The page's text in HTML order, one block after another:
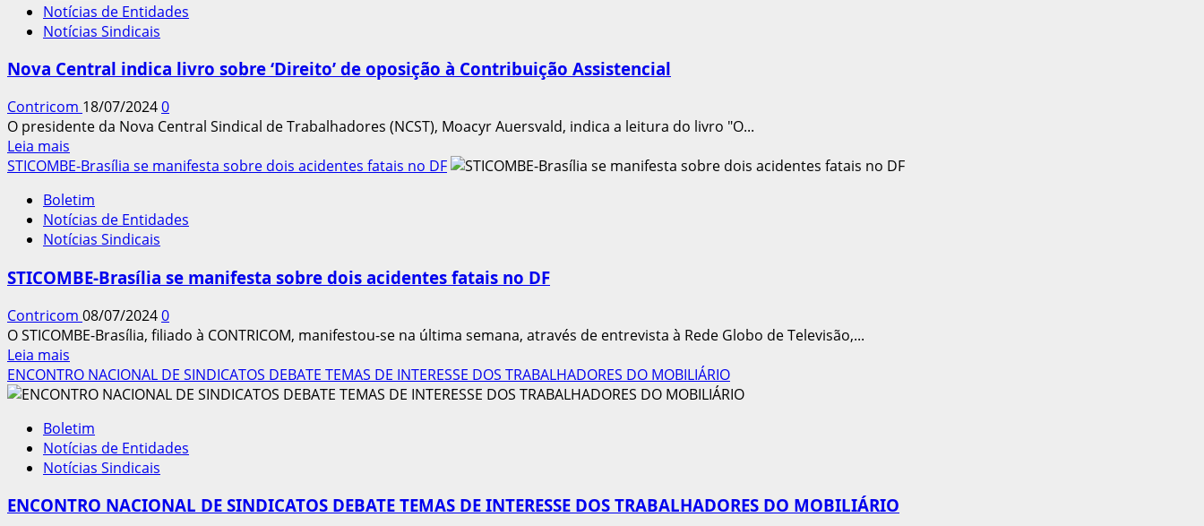
ganhos
reais
nos
salários
Brasil
foram
2.888
fatais
em
2023,
segundo
o
eSocial
Notícias de Entidades
Notícias Sindicais
Nova Central indica livro sobre ‘Direito’ de oposição à Contribuição Assistencial
Contricom 18/07/20240
O presidente da Nova Central Sindical de Trabalhadores (NCST), Moacyr Auersvald, indica a leitura do livro "O...
Leia mais
mais
Nova
Central
indica
sobre
de
oposição
à
Contribuição
Assistencial
STICOMBE-Brasília se manifesta sobre dois acidentes fatais no DF
Boletim
Notícias de Entidades
Notícias Sindicais
STICOMBE-Brasília se manifesta sobre dois acidentes fatais no DF
Contricom 08/07/20240
O STICOMBE-Brasília, filiado à CONTRICOM, manifestou-se na última semana, através de entrevista à Rede Globo de Televisão,...
Leia mais
mais
sobre
Brasília
se
manifesta
dois
ENCONTRO NACIONAL DE SINDICATOS DEBATE TEMAS DE INTERESSE DOS TRABALHADORES DO MOBILIÁRIO
Boletim
Notícias de Entidades
Notícias Sindicais
ENCONTRO NACIONAL DE SINDICATOS DEBATE TEMAS DE INTERESSE DOS TRABALHADORES DO MOBILIÁRIO